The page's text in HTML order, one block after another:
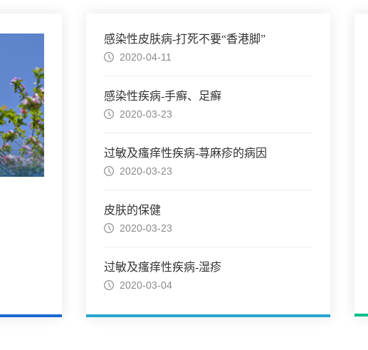
感染性皮肤病-打死不要“香港脚”
2020-04-11
感染性疾病-手癣、足癣
2020-03-23
过敏及瘙痒性疾病-荨麻疹的病因
2020-03-23
皮肤的保健
2020-03-23
过敏及瘙痒性疾病-湿疹
2020-03-04